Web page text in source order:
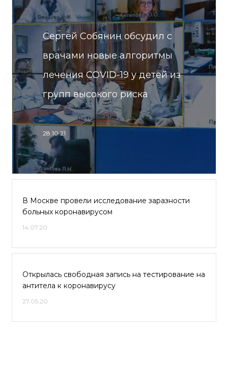
Сергей Собянин обсудил с
врачами новые алгоритмы
лечения COVID-19 у детей из
групп высокого риска
28.10.21
В Москве провели исследование заразности
больных коронавирусом
14.07.20
Открылась свободная запись на тестирование на
антитела к коронавирусу
27.05.20